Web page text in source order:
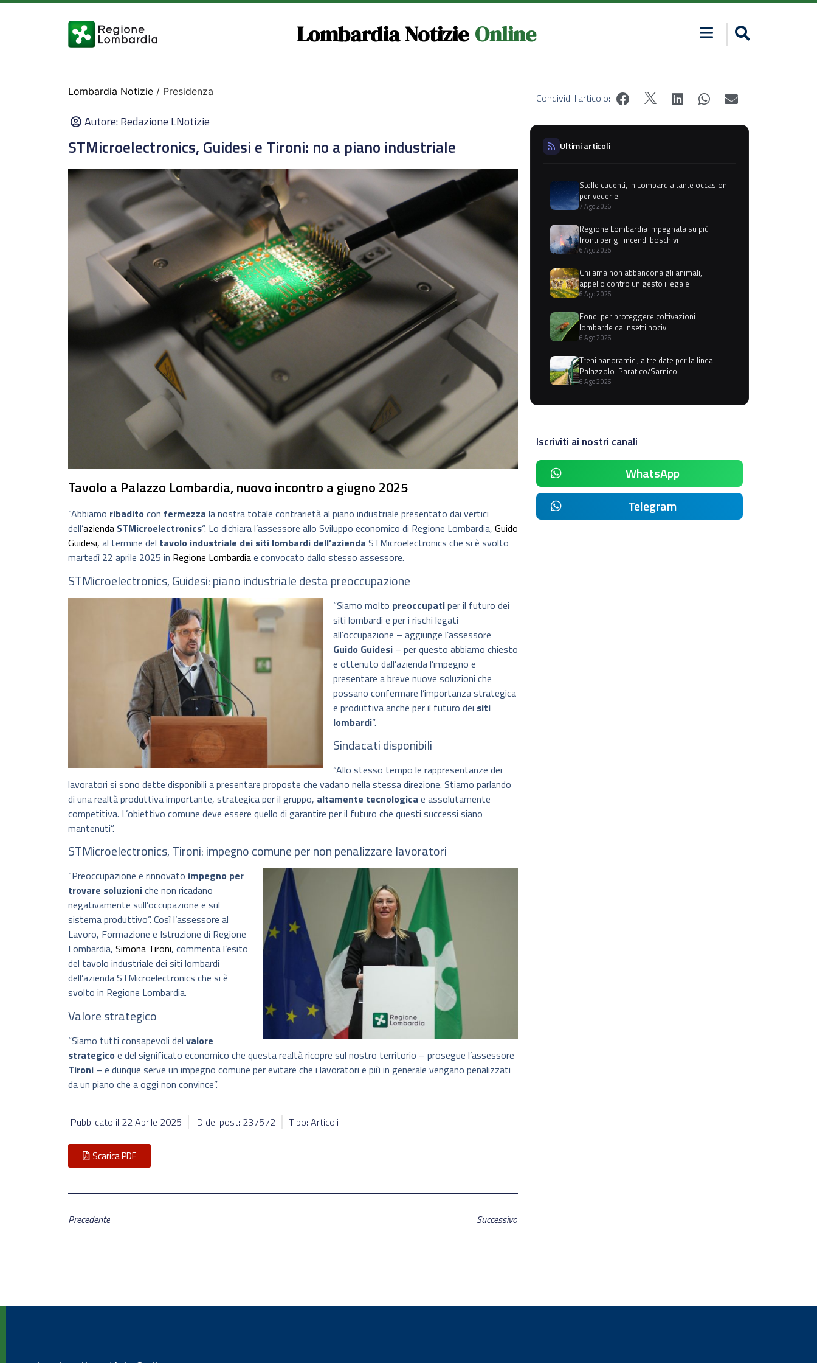
Lombardia Notizie Online
Lombardia Notizie / Presidenza
Autore:Redazione LNotizie
STMicroelectronics, Guidesi e Tironi: no a piano industriale
Tavolo a Palazzo Lombardia, nuovo incontro a giugno 2025
“Abbiamo ribadito con fermezza la nostra totale contrarietà al piano industriale presentato dai vertici
dell’azienda STMicroelectronics“. Lo dichiara l’assessore allo Sviluppo economico di Regione Lombardia, Guido
Guidesi, al termine del tavolo industriale dei siti lombardi dell’azienda STMicroelectronics che si è svolto
martedì 22 aprile 2025 in Regione Lombardiae convocato dallo stesso assessore.
STMicroelectronics, Guidesi: piano industriale desta preoccupazione
“Siamo molto preoccupatiper il futuro dei
siti lombardi e per i rischi legati
all’occupazione – aggiunge l’assessore
Guido Guidesi – per questo abbiamo chiesto
e ottenuto dall’azienda l’impegno e
presentare a breve nuove soluzioni che
possano confermare l’importanza strategica
e produttiva anche per il futuro dei siti
lombardi“.
Sindacati disponibili
“Allo stesso tempo le rappresentanze dei
lavoratori si sono dette disponibili a presentare proposte che vadano nella stessa direzione. Stiamo parlando
di una realtà produttiva importante, strategica per il gruppo, altamente tecnologica e assolutamente
competitiva. L’obiettivo comune deve essere quello di garantire per il futuro che questi successi siano
mantenuti”.
STMicroelectronics, Tironi: impegno comune per non penalizzare lavoratori
“Preoccupazione e rinnovato impegno per
trovare soluzioniche non ricadano
negativamente sull’occupazione e sul
sistema produttivo”. Così l’assessore al
Lavoro, Formazione e Istruzione di Regione
Lombardia, Simona Tironi, commenta l’esito
del tavolo industriale dei siti lombardi
dell’azienda STMicroelectronics che si è
svolto in Regione Lombardia.
Valore strategico
“Siamo tutti consapevoli del valore
strategico e del significato economico che questa realtà ricopre sul nostro territorio – prosegue l’assessore
Tironi – e dunque serve un impegno comune per evitare che i lavoratori e più in generale vengano penalizzati
da un piano che a oggi non convince”.
Pubblicato il 22 Aprile 2025 ID del post: 237572 Tipo: Articoli
Scarica PDF
Precedente Successivo
Condividi l'articolo:
Ultimi articoli
Stelle cadenti, in Lombardia tante occasioni
per vederle
7 Ago 2026
Regione Lombardia impegnata su più
fronti per gli incendi boschivi
6 Ago 2026
Chi ama non abbandona gli animali,
appello contro un gesto illegale
6 Ago 2026
Fondi per proteggere coltivazioni
lombarde da insetti nocivi
6 Ago 2026
Treni panoramici, altre date per la linea
Palazzolo-Paratico/Sarnico
6 Ago 2026
Iscriviti ai nostri canali
WhatsApp
Telegram